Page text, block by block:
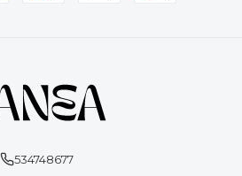
534748677